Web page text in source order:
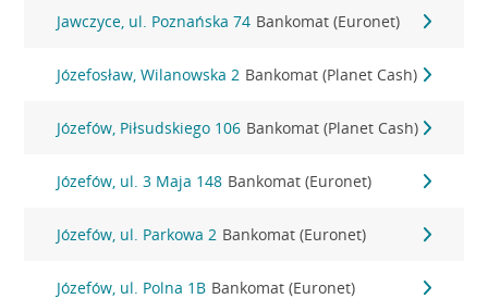
Jawczyce, ul. Poznańska 74 Bankomat (Euronet)
Józefosław, Wilanowska 2 Bankomat (Planet Cash)
Józefów, Piłsudskiego 106 Bankomat (Planet Cash)
Józefów, ul. 3 Maja 148 Bankomat (Euronet)
Józefów, ul. Parkowa 2 Bankomat (Euronet)
Józefów, ul. Polna 1B Bankomat (Euronet)